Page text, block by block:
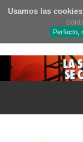
Usamos las cookies
Perfecto,